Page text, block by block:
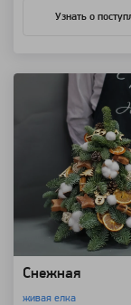
Узнать о
Снежная
живая елка